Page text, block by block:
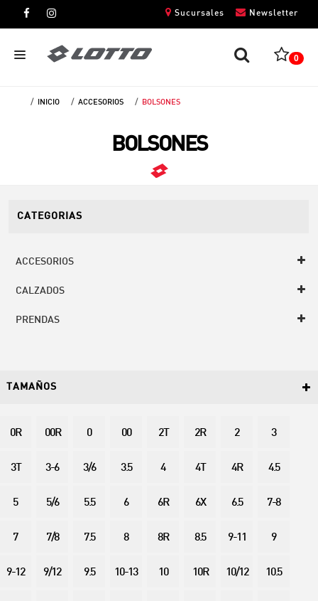
Newsletter
Sucursales
0
INICIO ACCESORIOS BOLSONES
BOLSONES
CATEGORIAS
ACCESORIOS
CALZADOS
PRENDAS
TAMAÑOS
0R 00R 0 00 2T 2R 2 3
3T 3-6 3/6 3.5 4 4T 4R 4.5
5 5/6 5.5 6 6R 6X 6.5 7-8
7 7/8 7.5 8 8R 8.5 9-11 9
9-12 9/12 9.5 10-13 10 10R 10/12 10.5